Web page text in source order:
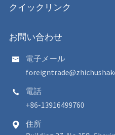
クイックリンク
お問い合わせ

電子メール

電話
+86-13916499760

住所